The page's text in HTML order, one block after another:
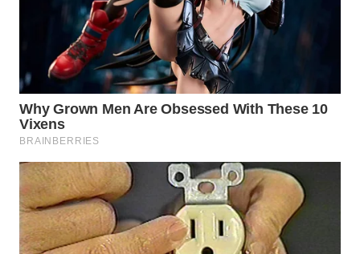
INDRAMAYU
WN
KUNINGAN
WN
MAJALENGKA
WN
SUBANG
WN
SUKABUMI